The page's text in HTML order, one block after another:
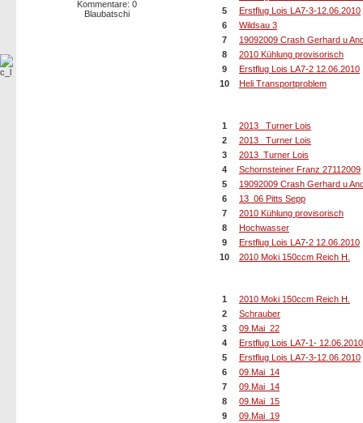
Kommentare: 0
Blaubatschi
5
Erstflug Lois LA7-3-12.06.2010
6
Wildsau 3
7
19092009 Crash Gerhard u
8
2010 Kühlung provisorisch
9
Erstflug Lois LA7-2 12.06.2010
10
Heli Transportproblem
1
2013_ Turner Lois
2
2013_ Turner Lois
3
2013_Turner Lois
4
Schornsteiner Franz 27112009
5
19092009 Crash Gerhard u
6
13_06 Pitts Sepp
7
2010 Kühlung provisorisch
8
Hochwasser
9
Erstflug Lois LA7-2 12.06.2010
10
2010 Moki 150ccm Reich H.
1
2010 Moki 150ccm Reich H.
2
Schrauber
3
09.Mai_22
4
Erstflug Lois LA7-1- 12.06.2010
5
Erstflug Lois LA7-3-12.06.2010
6
09.Mai_14
7
09.Mai_14
8
09.Mai_15
9
09.Mai_19